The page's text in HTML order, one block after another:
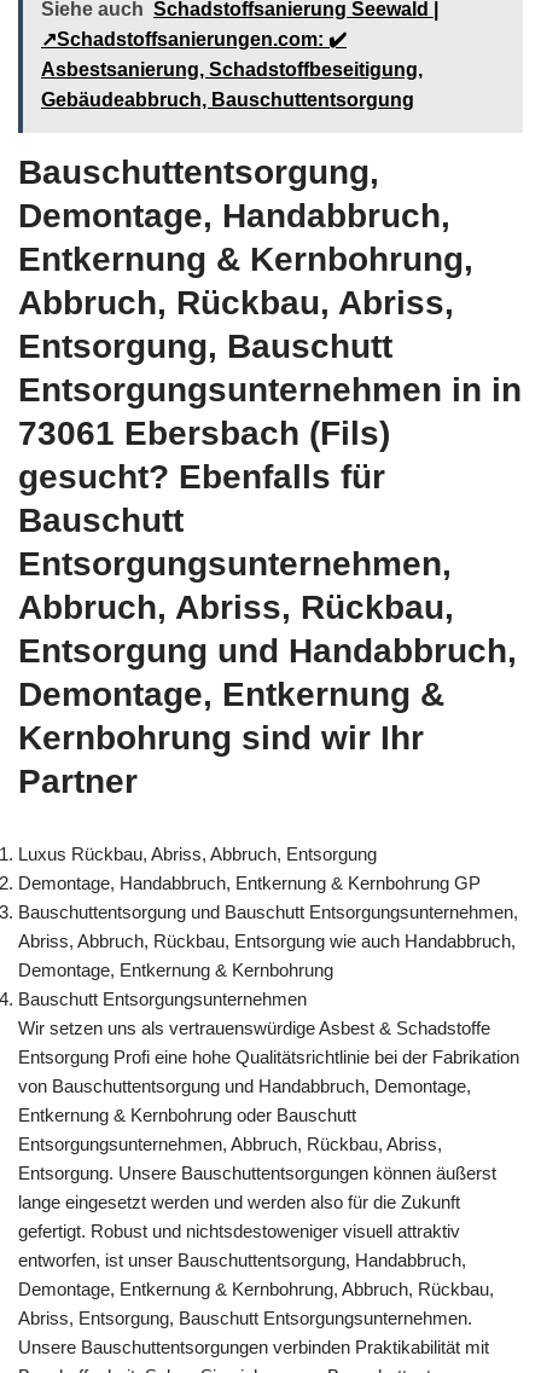
Siehe auch Schadstoffsanierung Seewald |
↗️Schadstoffsanierungen.com: ✔️
Asbestsanierung, Schadstoffbeseitigung,
Gebäudeabbruch, Bauschuttentsorgung
Bauschuttentsorgung,
Demontage, Handabbruch,
Entkernung & Kernbohrung,
Abbruch, Rückbau, Abriss,
Entsorgung, Bauschutt
Entsorgungsunternehmen in in
73061 Ebersbach (Fils)
gesucht? Ebenfalls für
Bauschutt
Entsorgungsunternehmen,
Abbruch, Abriss, Rückbau,
Entsorgung und Handabbruch,
Demontage, Entkernung &
Kernbohrung sind wir Ihr
Partner
Luxus Rückbau, Abriss, Abbruch, Entsorgung
Demontage, Handabbruch, Entkernung & Kernbohrung GP
Bauschuttentsorgung und Bauschutt Entsorgungsunternehmen,
Abriss, Abbruch, Rückbau, Entsorgung wie auch Handabbruch,
Demontage, Entkernung & Kernbohrung
Bauschutt Entsorgungsunternehmen
Wir setzen uns als vertrauenswürdige Asbest & Schadstoffe
Entsorgung Profi eine hohe Qualitätsrichtlinie bei der Fabrikation
von Bauschuttentsorgung und Handabbruch, Demontage,
Entkernung & Kernbohrung oder Bauschutt
Entsorgungsunternehmen, Abbruch, Rückbau, Abriss,
Entsorgung. Unsere Bauschuttentsorgungen können äußerst
lange eingesetzt werden und werden also für die Zukunft
gefertigt. Robust und nichtsdestoweniger visuell attraktiv
entworfen, ist unser Bauschuttentsorgung, Handabbruch,
Demontage, Entkernung & Kernbohrung, Abbruch, Rückbau,
Abriss, Entsorgung, Bauschutt Entsorgungsunternehmen.
Unsere Bauschuttentsorgungen verbinden Praktikabilität mit